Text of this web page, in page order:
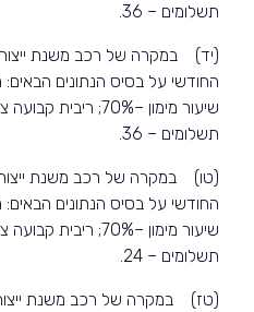
תשלומים – 36.
החודשי על בסיס הנתונים
תשלומים – 36.
החודשי על בסיס הנתונים
תשלומים – 24.